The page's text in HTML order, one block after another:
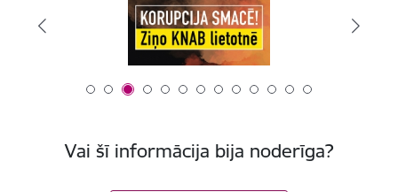
Vai šī informācija bija noderīga?